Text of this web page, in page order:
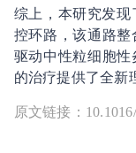
综上，本研究发现
控环路，该通路整
驱动中性粒细胞
的治疗提供了全新
原文链接：